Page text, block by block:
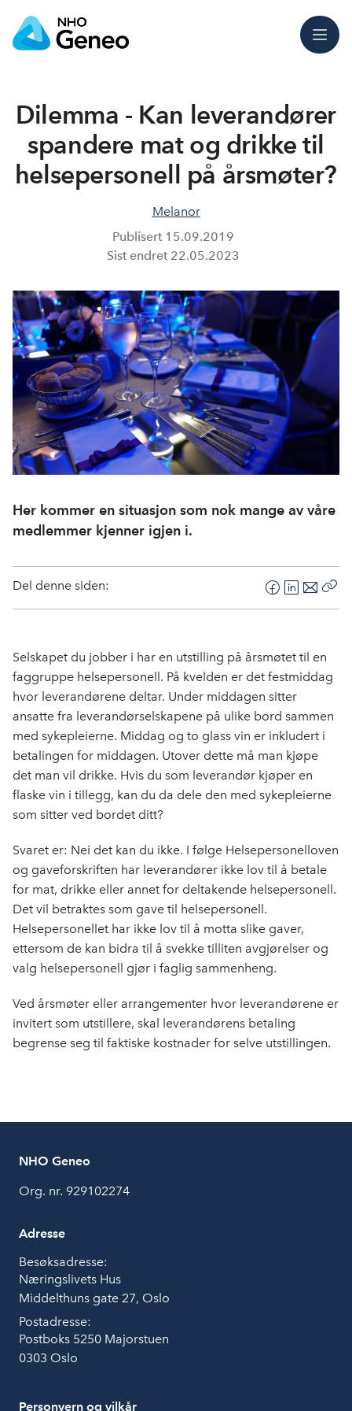
Meny
Dilemma - Kan leverandører
spandere mat og drikke til
helsepersonell på årsmøter?
Melanor
Publisert 15.09.2019
Sist endret 22.05.2023
Her kommer en situasjon som nok mange av våre
medlemmer kjenner igjen i.
Del denne siden:
F
a
e
b
L
i
k
e
d
n
E
-
o
s
Selskapet du jobber i har en utstilling på årsmøtet til en
faggruppe helsepersonell. På kvelden er det festmiddag
hvor leverandørene deltar. Under middagen sitter
ansatte fra leverandørselskapene på ulike bord sammen
med sykepleierne. Middag og to glass vin er inkludert i
betalingen for middagen. Utover dette må man kjøpe
det man vil drikke. Hvis du som leverandør kjøper en
flaske vin i tillegg, kan du da dele den med sykepleierne
som sitter ved bordet ditt?
Svaret er: Nei det kan du ikke. I følge Helsepersonelloven
og gaveforskriften har leverandører ikke lov til å betale
for mat, drikke eller annet for deltakende helsepersonell.
Det vil betraktes som gave til helsepersonell.
Helsepersonellet har ikke lov til å motta slike gaver,
ettersom de kan bidra til å svekke tilliten avgjørelser og
valg helsepersonell gjør i faglig sammenheng.
Ved årsmøter eller arrangementer hvor leverandørene er
invitert som utstillere, skal leverandørens betaling
begrense seg til faktiske kostnader for selve utstillingen.
NHO Geneo
Org. nr. 929102274
Adresse
Besøksadresse:
Næringslivets Hus
Middelthuns gate 27, Oslo
Postadresse:
Postboks 5250 Majorstuen
0303 Oslo
Personvern og vilkår